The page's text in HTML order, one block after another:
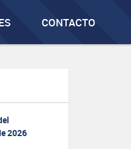
CONTACTO
2026